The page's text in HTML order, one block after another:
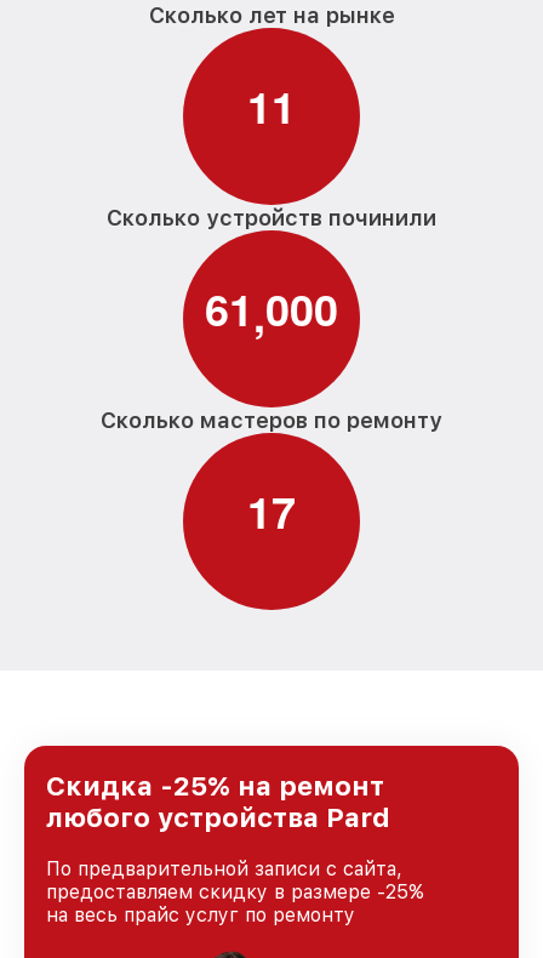
Сколько лет на рынке
11
Сколько устройств починили
61,000
Сколько мастеров по ремонту
17
Скидка -25% на ремонт
любого устройства Pard
По предварительной записи с сайта,
предоставляем скидку в размере -25%
на весь прайс услуг по ремонту